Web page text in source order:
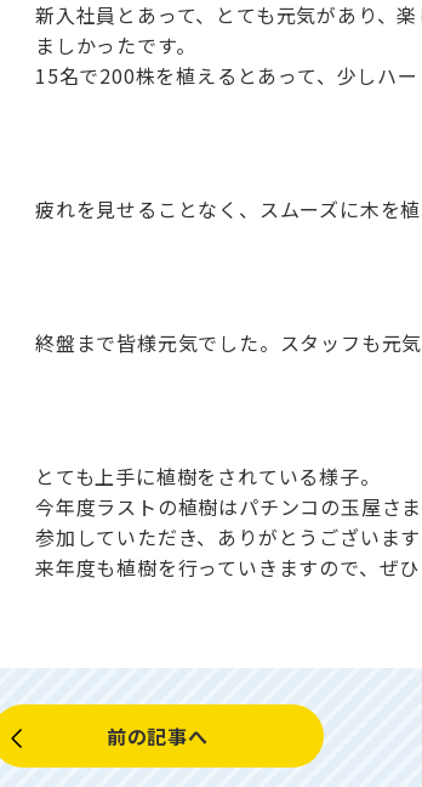
新入社員とあって、とても元気があり、
ましかったです。
15名で200株を植えるとあって、少しハー
疲れを見せることなく、スムーズに木を植
終盤まで皆様元気でした。スタッフも元
とても上手に植樹をされている様子。
今年度ラストの植樹はパチンコの玉屋さま
参加していただき、ありがとうございます
来年度も植樹を行っていきますので、ぜひ
前の記事へ